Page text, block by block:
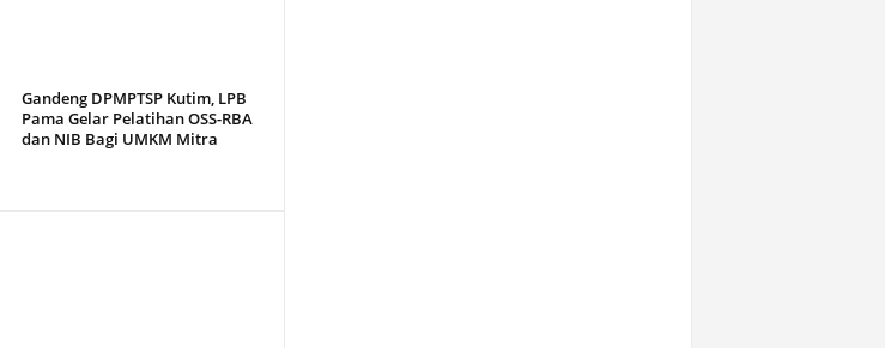
Gandeng DPMPTSP Kutim, LPB
Pama Gelar Pelatihan OSS-RBA
dan NIB Bagi UMKM Mitra